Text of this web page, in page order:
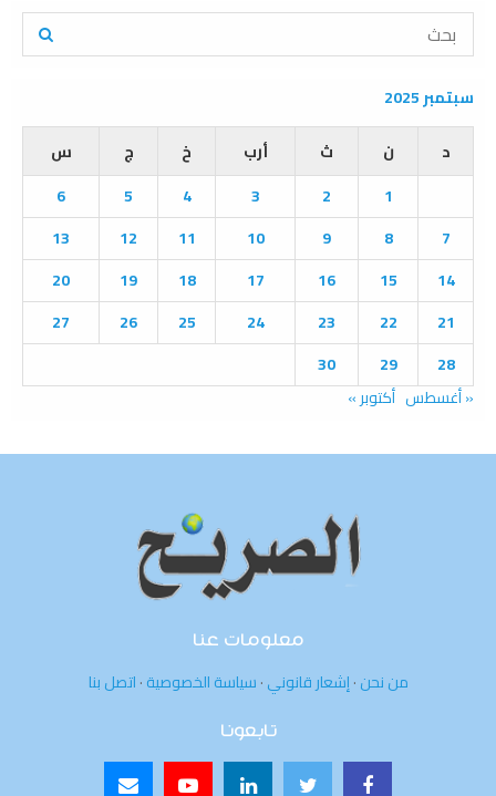
S
r
o
E
A
R
C
H
سبتمبر 2025
د
ن ث أرب خ ج
س
1
2
3
4
5
6
7
8
9
10
11
12
13
14
15
16
17
18
19
20
21
22
23
24
25
26
27
28
29
30
« أغسطس أكتوبر »
معلومات عنا
من نحن·إشعار قانوني·سياسة الخصوصية·اتصل بنا
تابعونا